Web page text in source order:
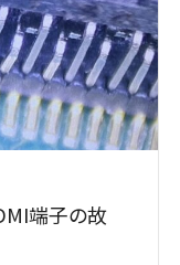
端子の故